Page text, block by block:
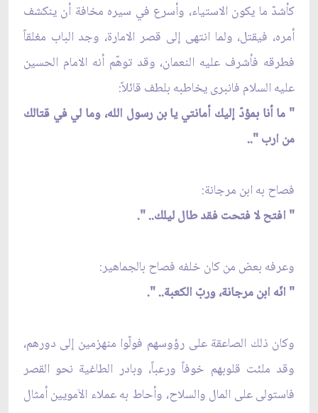
كأشدّ ما يكون الاستياء، وأسرع في سيره مخافة أن ينكشف
أمره، فيقتل، ولما انتهى إلى قصر الامارة، وجد الباب مغلقاً
فطرقه فأشرف عليه النعمان، وقد توهّم أنه الامام الحسين
عليه السلام فانبرى يخاطبه بلطف قائلاً:
" ما أنا بمؤدّ إليك أمانتي يا بن رسول الله، وما لي في قتالك
من ارب "..
فصاح به ابن مرجانة:
" افتح لا فتحت فقد طال ليلك.. ".
وعرفه بعض من كان خلفه فصاح بالجماهير:
" انّه ابن مرجانة، وربّ الكعبة.. ".
وكان ذلك الصاعقة على رؤوسهم فولّوا منهزمين إلى دورهم،
وقد ملئت قلوبهم خوفاً ورعباً، وبادر الطاغية نحو القصر
فاستولى على المال والسلاح، وأحاط به عملاء الاَمويين أمثال